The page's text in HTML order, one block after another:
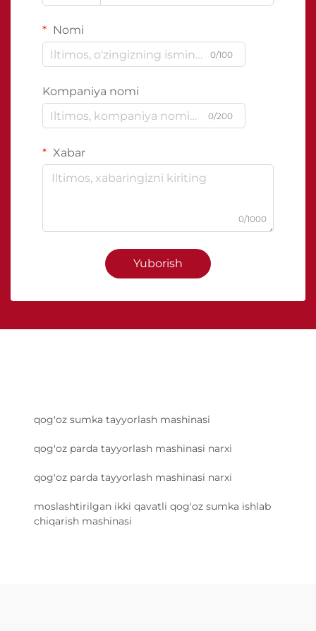
Nomi
0/100
Kompaniya nomi
0/200
Xabar
0/1000
Yuborish
qog'oz sumka tayyorlash mashinasi
qog'oz parda tayyorlash mashinasi narxi
qog'oz parda tayyorlash mashinasi narxi
moslashtirilgan ikki qavatli qog'oz sumka ishlab
chiqarish mashinasi